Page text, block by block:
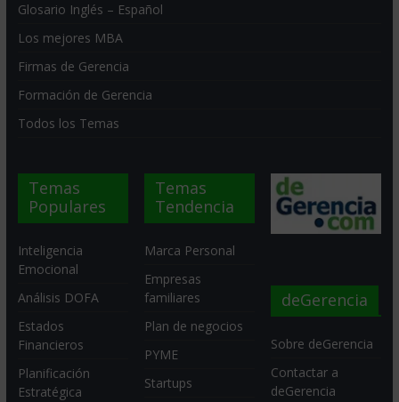
Glosario Inglés – Español
Los mejores MBA
Firmas de Gerencia
Formación de Gerencia
Todos los Temas
Temas
Populares
Inteligencia
Emocional
Análisis DOFA
Estados
Financieros
Planificación
Estratégica
Temas
Tendencia
Marca Personal
Empresas
familiares
Plan de negocios
PYME
Startups
deGerencia
Sobre deGerencia
Contactar a
deGerencia